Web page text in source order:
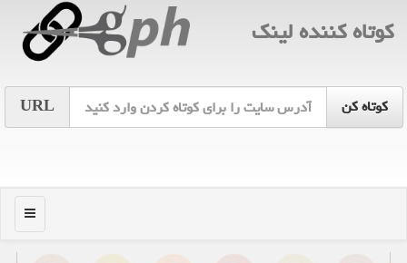
كوتاه كننده لینك
URL
منو